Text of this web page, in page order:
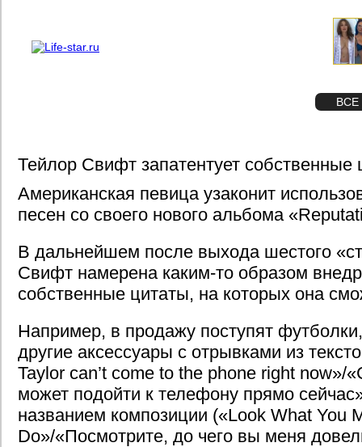
ВСЕ
Тейлор Свифт запатентует собственные
Американская певица узаконит
песен со своего нового альбома
В дальнейшем после выхода шестого
Свифт намерена каким-то образом
собственные цитаты, на которых она
Например, в продажу поступят
другие аксессуары с отрывками из
Taylor can’t come to the phone right now»/
может подойти к телефону прямо
названием композиции («Look What You
Do»/«Посмотрите, до чего вы меня